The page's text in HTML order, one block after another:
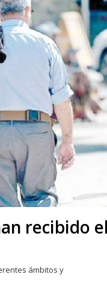
recibido el
ámbitos y